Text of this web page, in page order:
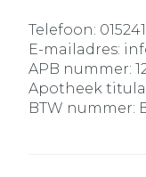
Telefoon:
E-mailadres:
APB nummer:
Apotheek
BTW nummer: